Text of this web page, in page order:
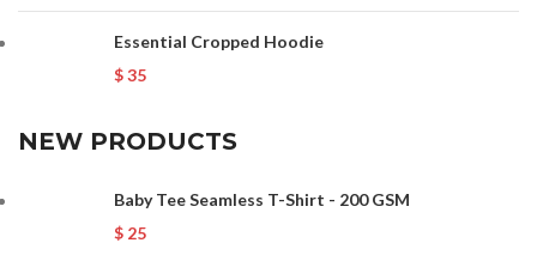
Essential Cropped Hoodie
$35
NEW PRODUCTS
Baby Tee Seamless T-Shirt - 200 GSM
$ 25